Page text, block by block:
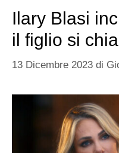
Ilary Blasi
il figlio si
13 Dicembre 2023 di